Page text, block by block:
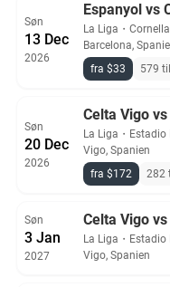
Søn
13 Dec
2026
Espanyol vs
La Liga ・
Barcelona,
fra $33
579
Søn
20 Dec
2026
Celta Vigo
La Liga ・
Vigo, Spanien
fra $172
282
Søn
3 Jan
2027
Celta Vigo
La Liga ・
Vigo, Spanien